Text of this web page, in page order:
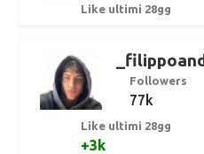
Like ultimi 28gg
Followers
77k
Like ultimi 28gg
+3k